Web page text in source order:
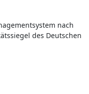
nach
des Deutschen